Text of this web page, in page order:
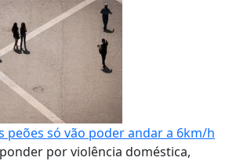
peões só vão poder andar a 6km/h
por violência doméstica,